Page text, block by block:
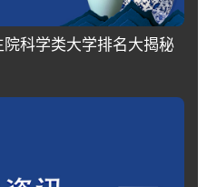
科学类大学排名大揭秘